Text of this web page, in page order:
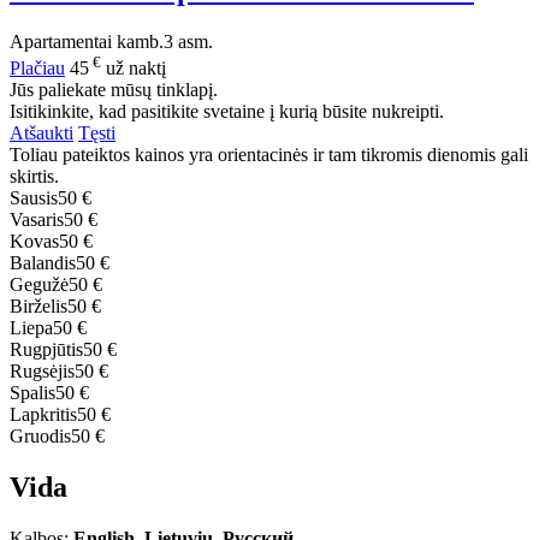
Apartamentai kamb.3 asm.
Plačiau 45 € už naktį
Jūs paliekate mūsų tinklapį.
Isitikinkite, kad pasitikite svetaine į kurią būsite nukreipti.
Atšaukti Tęsti
Toliau pateiktos kainos yra orientacinės ir tam tikromis dienomis gali
skirtis.
Sausis50 €
Vasaris50 €
Kovas50 €
Balandis50 €
Gegužė50 €
Birželis50 €
Liepa50 €
Rugpjūtis50 €
Rugsėjis50 €
Spalis50 €
Lapkritis50 €
Gruodis50 €
Vida